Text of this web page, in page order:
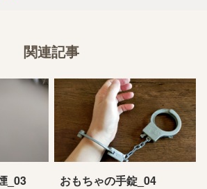
関連記事
_03 おもちゃの手錠_04